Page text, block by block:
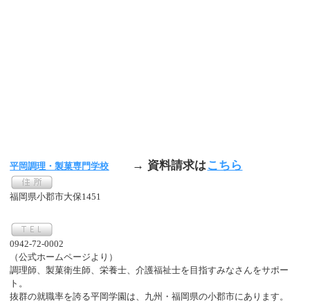
平岡調理・製菓専門学校 → 資料請求はこちら
福岡県小郡市大保1451
0942-72-0002
（公式ホームページより）
調理師、製菓衛生師、栄養士、介護福祉士を目指すみなさんをサポー
ト。
抜群の就職率を誇る平岡学園は、九州・福岡県の小郡市にあります。